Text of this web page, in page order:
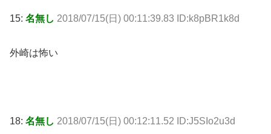
15: 名無し 2018/07/15(日) 00:11:39.83 ID:k8pBR1k8d
外崎は怖い
18: 名無し 2018/07/15(日) 00:12:11.52 ID:J5SIo2u3d